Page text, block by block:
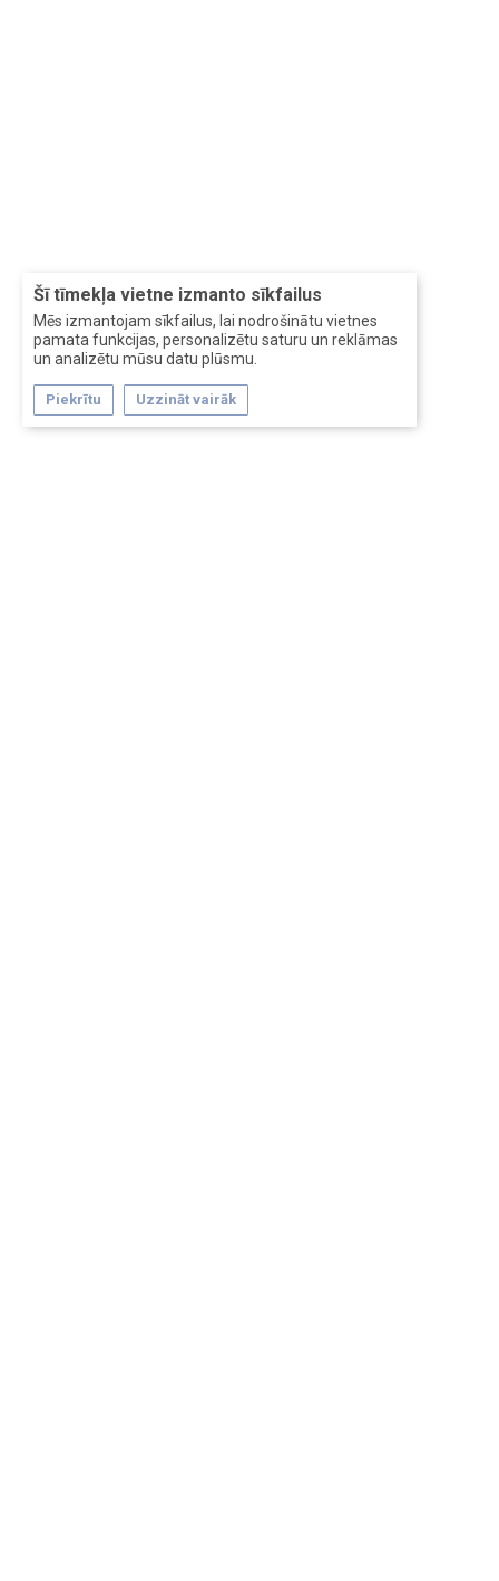
Šī tīmekļa vietne izmanto sīkfailus
Mēs izmantojam sīkfailus, lai nodrošinātu vietnes
pamata funkcijas, personalizētu saturu un reklāmas
un analizētu mūsu datu plūsmu.
Piekrītu Uzzināt vairāk